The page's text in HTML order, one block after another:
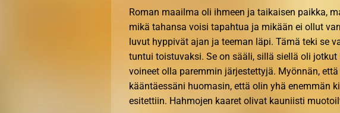
Roman maailma oli ihmeen ja taikaisen paikka,
mikä tahansa voisi tapahtua ja mikään ei ollut
luvut hyppivät ajan ja teeman läpi. Tämä teki se
tuntui toistuvaksi. Se on sääli, sillä siellä oli
voineet olla paremmin järjestettyjä. Myönnän,
kääntäessäni huomasin, että olin yhä enemmän
esitettiin. Hahmojen kaaret olivat kauniisti